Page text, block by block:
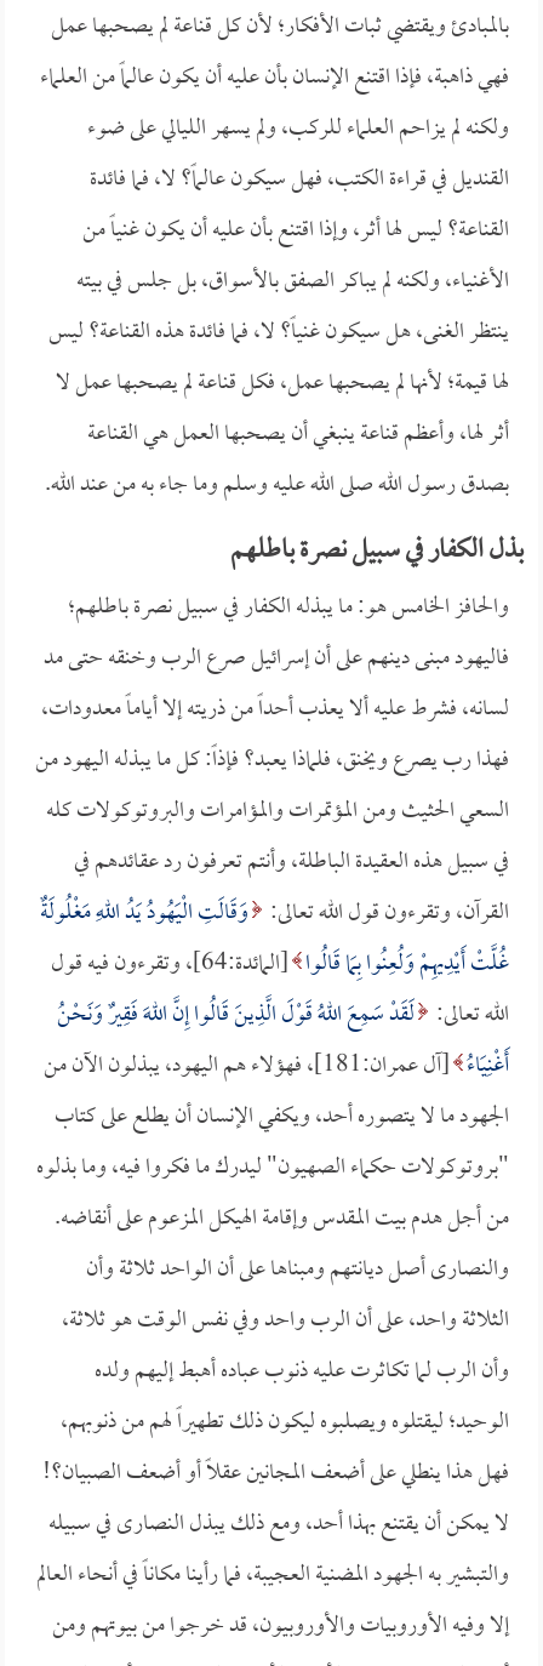
بالمبادئ ويقتضي ثبات الأفكار؛ لأن كل قناعة لم يصحبها عمل
فهي ذاهبة، فإذا اقتنع الإنسان بأن عليه أن يكون عالماً من العلماء
ولكنه لم يزاحم العلماء للركب، ولم يسهر الليالي على ضوء
القنديل في قراءة الكتب، فهل سيكون عالماً؟ لا، فما فائدة
القناعة؟ ليس لها أثر، وإذا اقتنع بأن عليه أن يكون غنياً من
الأغنياء، ولكنه لم يباكر الصفق بالأسواق، بل جلس في بيته
ينتظر الغنى، هل سيكون غنياً؟ لا، فما فائدة هذه القناعة؟ ليس
لها قيمة؛ لأنها لم يصحبها عمل، فكل قناعة لم يصحبها عمل لا
أثر لها، وأعظم قناعة ينبغي أن يصحبها العمل هي القناعة
بصدق رسول الله صلى الله عليه وسلم وما جاء به من عند الله.
بذل الكفار في سبيل نصرة باطلهم
والحافز الخامس هو: ما يبذله الكفار في سبيل نصرة باطلهم؛
فاليهود مبنى دينهم على أن إسرائيل صرع الرب وخنقه حتى مد
لسانه، فشرط عليه ألا يعذب أحداً من ذريته إلا أياماً معدودات،
فهذا رب يصرع ويخنق، فلماذا يعبد؟ فإذاً: كل ما يبذله اليهود من
السعي الحثيث ومن المؤتمرات والمؤامرات والبروتوكولات كله
في سبيل هذه العقيدة الباطلة، وأنتم تعرفون رد عقائدهم في
القرآن، وتقرءون قول الله تعالى: وَقَالَتِ الْيَهُودُ يَدُ اللهِ مَغْلُولَةٌ
غُلَّتْ أَيْدِيهِمْ وَلُعِنُوا بِمَا قَالُوا
[المائدة:64]، وتقرءون فيه قول
الله تعالى: لَقَدْ سَمِعَ اللهُ قَوْلَ الَّذِينَ قَالُوا إِنَّ اللهَ فَقِيرٌ وَنَحْنُ
أَغْنِيَاءُ
[آل عمران:181]، فهؤلاء هم اليهود، يبذلون الآن من
الجهود ما لا يتصوره أحد، ويكفي الإنسان أن يطلع على كتاب
"بروتوكولات حكماء الصهيون" ليدرك ما فكروا فيه، وما بذلوه
من أجل هدم بيت المقدس وإقامة الهيكل المزعوم على أنقاضه.
والنصارى أصل ديانتهم ومبناها على أن الواحد ثلاثة وأن
الثلاثة واحد، على أن الرب واحد وفي نفس الوقت هو ثلاثة،
وأن الرب لما تكاثرت عليه ذنوب عباده أهبط إليهم ولده
الوحيد؛ ليقتلوه ويصلبوه ليكون ذلك تطهيراً لهم من ذنوبهم،
فهل هذا ينطلي على أضعف المجانين عقلاً أو أضعف الصبيان؟!
لا يمكن أن يقتنع بهذا أحد، ومع ذلك يبذل النصارى في سبيله
والتبشير به الجهود المضنية العجيبة، فما رأينا مكاناً في أنحاء العالم
إلا وفيه الأوروبيات والأوروبيون، قد خرجوا من بيوتهم ومن